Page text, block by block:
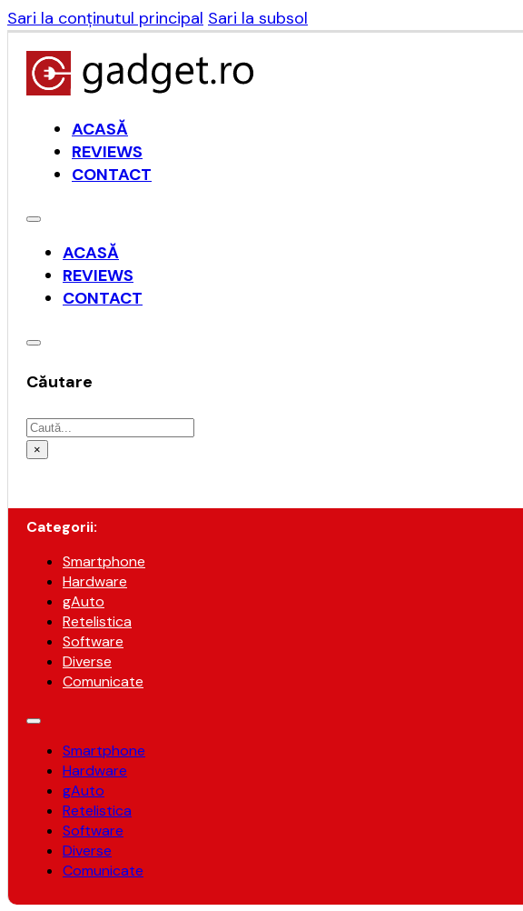
Sari la conținutul principal Sari la subsol
ACASĂ
REVIEWS
CONTACT
ACASĂ
REVIEWS
CONTACT
Căutare
Caută
×
Categorii:
Smartphone
Hardware
gAuto
Retelistica
Software
Diverse
Comunicate
Smartphone
Hardware
gAuto
Retelistica
Software
Diverse
Comunicate